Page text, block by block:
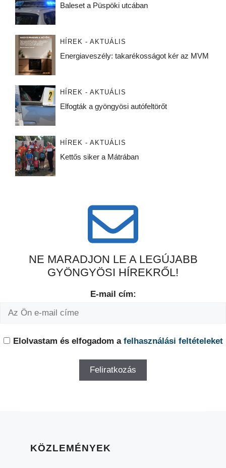
Baleset a Püspöki utcában
HÍREK - AKTUÁLIS
Energiaveszély: takarékosságot kér az MVM
HÍREK - AKTUÁLIS
Elfogták a gyöngyösi autófeltörőt
HÍREK - AKTUÁLIS
Kettős siker a Mátrában
NE MARADJON LE A LEGÚJABB
GYÖNGYÖSI HÍREKRŐL!
E-mail cím:
Elolvastam és elfogadom a felhasználási feltételeket
KÖZLEMÉNYEK